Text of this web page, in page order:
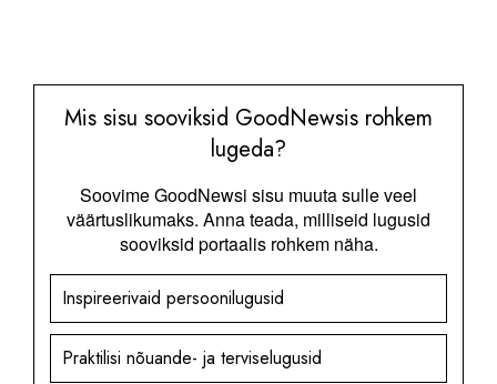
Mis sisu sooviksid GoodNewsis rohkem
lugeda?
Soovime GoodNewsi sisu muuta sulle veel
väärtuslikumaks. Anna teada, milliseid lugusid
sooviksid portaalis rohkem näha.
Inspireerivaid persoonilugusid
Praktilisi nõuande- ja terviselugusid